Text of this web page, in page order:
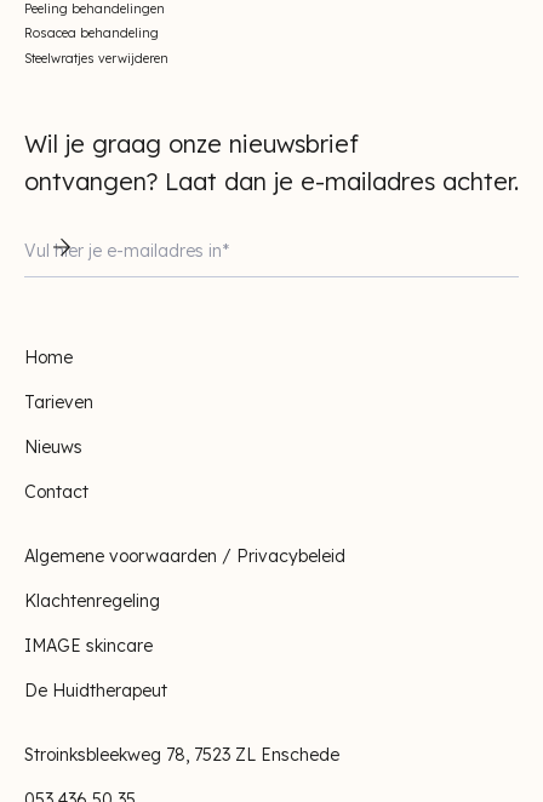
Peeling behandelingen
Rosacea behandeling
Steelwratjes verwijderen
Wil je graag onze nieuwsbrief
ontvangen? Laat dan je e-mailadres achter.
Home
Tarieven
Nieuws
Contact
Algemene voorwaarden / Privacybeleid
Klachtenregeling
IMAGE skincare
De Huidtherapeut
Stroinksbleekweg 78, 7523 ZL Enschede